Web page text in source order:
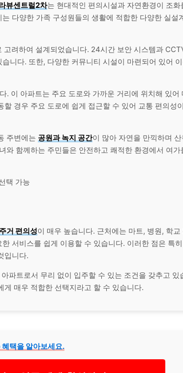
뷰센트럴2차는 현대적인 편의시설과 자연환경이 조화
다양한 가족 구성원들의 생활에 적합한 다양한 실설
고려하여 설계되었습니다. 24시간 보안 시스템과
니다. 또한, 다양한 커뮤니티 시설이 마련되어 있어
. 이 아파트는 주요 도로와 가까운 거리에 위치해 있어
경우 주요 도로에 쉽게 접근할 수 있어 교통 편의성
주변에는 공원과 녹지 공간이 많아 자연을 만끽하며 산
와 함께하는 주민들은 안전하고 쾌적한 환경에서 여가
택 가능
주거 편의성이 매우 높습니다. 근처에는 마트, 병원, 학교
서비스를 쉽게 이용할 수 있습니다. 이러한 점은 특
입니다.
파트로서 무리 없이 입주할 수 있는 조건을 갖추고 있
매우 적합한 선택지라고 할 수 있습니다.
택을 알아보세요.